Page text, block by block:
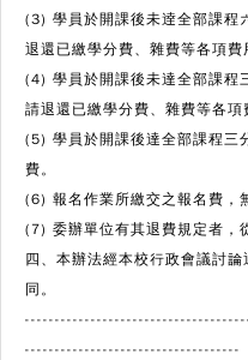
(3) 學員於開課後未逹全部課程
退還已繳學分費、雜費等各項費
(4) 學員於開課後未達全部課程
請退還已繳學分費、雜費等各項
(5) 學員於開課後達全部課程三
費。
(6) 報名作業所繳交之報名費，
(7) 委辦單位有其退費規定者，
四、本辦法經本校行政會議討
同。
------------------------------------